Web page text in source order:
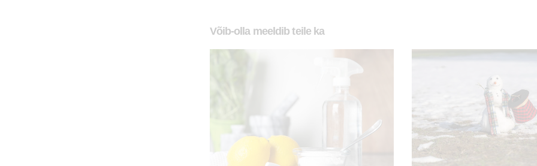
Võib-olla meeldib teile ka